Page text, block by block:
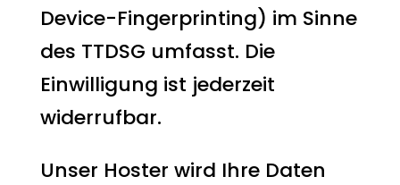
Device-Fingerprinting) im Sinne
des TTDSG umfasst. Die
Einwilligung ist jederzeit
widerrufbar.
Unser Hoster wird Ihre Daten